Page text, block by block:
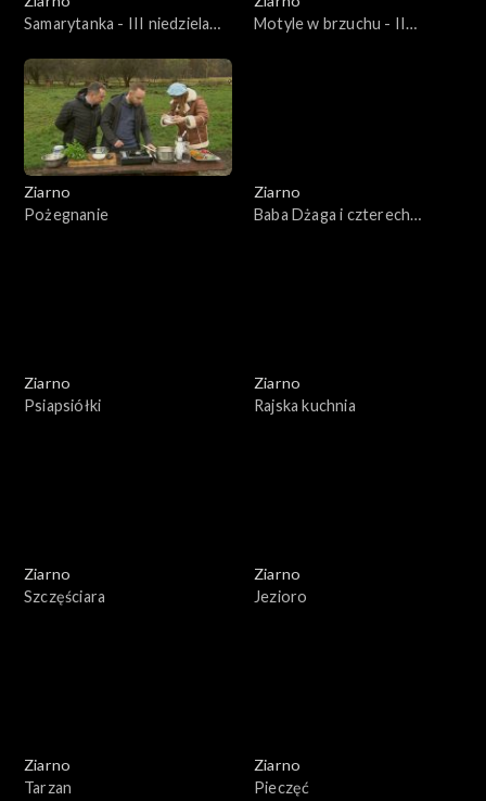
Samarytanka - III niedziela
Motyle w brzuchu - II
Ziarno
Pożegnanie
Ziarno
Baba Dżaga i czterech
Ziarno
Psiapsiółki
Ziarno
Rajska kuchnia
Ziarno
Szczęściara
Ziarno
Jezioro
Ziarno
Tarzan
Ziarno
Pieczęć